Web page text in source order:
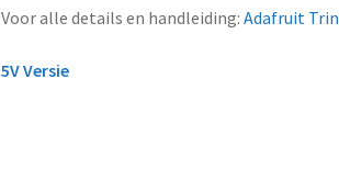
Voor alle details en handleiding:Adafruit
5V Versie